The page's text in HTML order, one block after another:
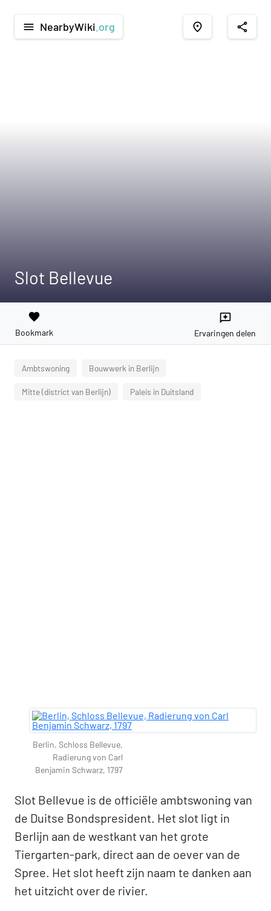
menu NearbyWiki .org place share
Slot Bellevue
favorite
Bookmark
reviews
Ervaringen delen
Ambtswoning Bouwwerk in Berlijn
Mitte (district van Berlijn) Paleis in Duitsland
Berlin, Schloss Bellevue,
Radierung von Carl
Benjamin Schwarz, 1797
Slot Bellevue is de officiële ambtswoning van
de Duitse Bondspresident. Het slot ligt in
Berlijn aan de westkant van het grote
Tiergarten-park, direct aan de oever van de
Spree. Het slot heeft zijn naam te danken aan
het uitzicht over de rivier.